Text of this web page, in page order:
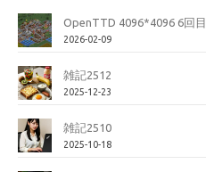
OpenTTD 4096*4096 6回目
2026-02-09
雑記2512
2025-12-23
雑記2510
2025-10-18